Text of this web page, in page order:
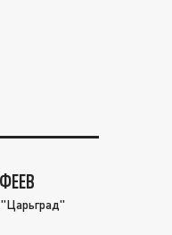
"Царьград"